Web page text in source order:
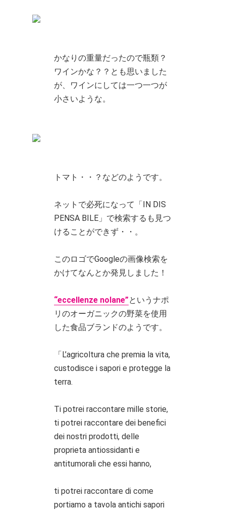
かなりの重量だったので瓶類？
ワインかな？？とも思いました
が、ワインにしては一つ一つが
小さいような。
トマト・・？などのようです。
ネットで必死になって「IN DIS
PENSA BILE」で検索するも見つ
けることができず・・。
このロゴでGoogleの画像検索を
かけてなんとか発見しました！
“eccellenze nolane”というナポ
リのオーガニックの野菜を使用
した食品ブランドのようです。
「L’agricoltura che premia la vita,
custodisce i sapori e protegge la
terra.
Ti potrei raccontare mille storie,
ti potrei raccontare dei benefici
dei nostri prodotti, delle
proprieta antiossidanti e
antitumorali che essi hanno,
ti potrei raccontare di come
portiamo a tavola antichi sapori